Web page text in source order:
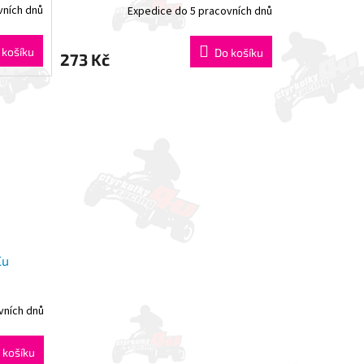
dnů Expedice do 5 pracovních dnů
273 Kč Do košíku
dnů
košíku